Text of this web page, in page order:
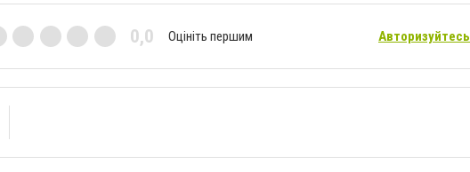
0,0 Оцініть першим Авторизуйтесь